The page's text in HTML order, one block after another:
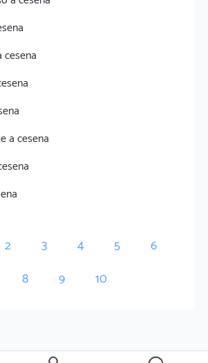
cesena
a cesena
2 3 4 5
6
8 9 10